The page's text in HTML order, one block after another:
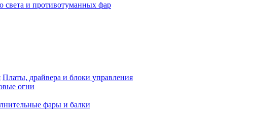
света и противотуманных фар
Платы, драйвера и блоки управления
огни
фары и балки